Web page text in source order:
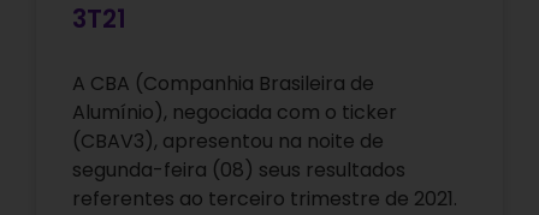
3T21
A CBA (Companhia Brasileira de
Alumínio), negociada com o ticker
(CBAV3), apresentou na noite de
segunda-feira (08) seus resultados
referentes ao terceiro trimestre de 2021.